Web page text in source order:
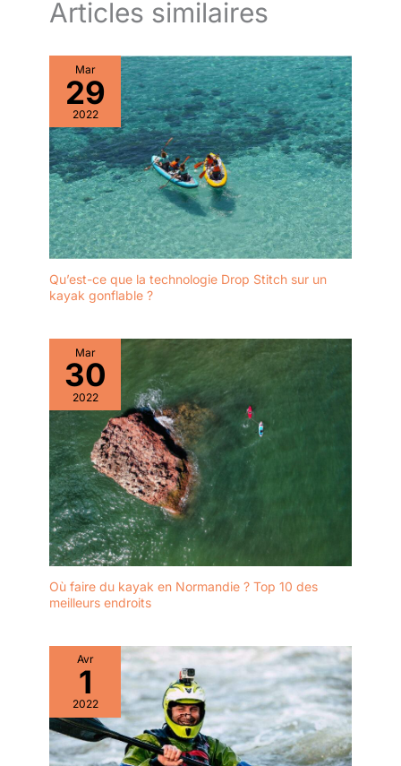
Articles similaires
Mar
29
2022
Qu’est-ce que la technologie Drop Stitch sur un
kayak gonflable ?
Mar
30
2022
Où faire du kayak en Normandie ? Top 10 des
meilleurs endroits
Avr
1
2022